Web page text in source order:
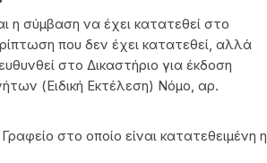
η σύμβαση να έχει κατατεθεί στο
που δεν έχει κατατεθεί, αλλά
στο Δικαστήριο για έκδοση
(Ειδική Εκτέλεση) Νόμο, αρ.
στο οποίο είναι κατατεθειμένη η